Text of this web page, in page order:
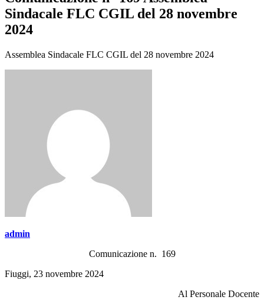
Sindacale FLC CGIL del 28 novembre
2024
Assemblea Sindacale FLC CGIL del 28 novembre 2024
admin
Comunicazione n. 169
Fiuggi, 23 novembre 2024
Al Personale Docente